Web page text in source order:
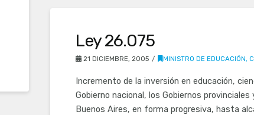
Ley 26.075
21 DICIEMBRE, 2005 MINISTRO DE
Incremento de la inversión en educación,
Gobierno nacional, los Gobiernos
Buenos Aires, en forma progresiva, hasta